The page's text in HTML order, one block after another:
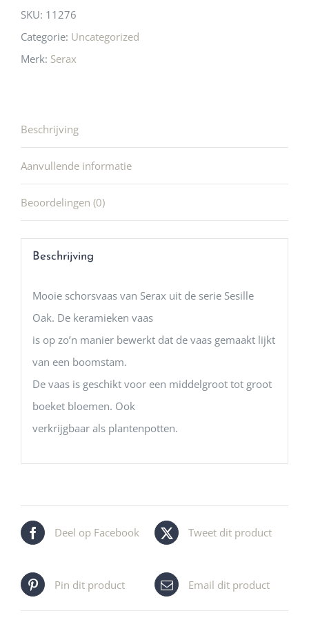
SKU: 11276
Categorie: Uncategorized
Merk: Serax
Beschrijving
Aanvullende informatie
Beoordelingen (0)
Beschrijving
Mooie schorsvaas van Serax uit de serie Sesille
Oak. De keramieken vaas
is op zo’n manier bewerkt dat de vaas gemaakt lijkt
van een boomstam.
De vaas is geschikt voor een middelgroot tot groot
boeket bloemen. Ook
verkrijgbaar als plantenpotten.
Deel op Facebook Tweet dit product
Pin dit product Email dit product